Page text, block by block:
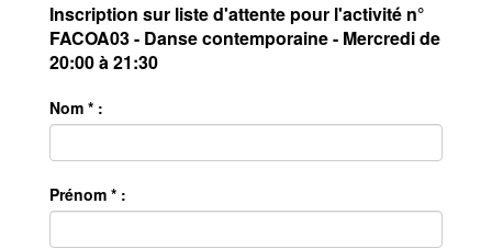
Inscription sur liste d'attente pour l'activité n°
FACOA03 - Danse contemporaine - Mercredi de
20:00 à 21:30
Nom * :
Prénom * :